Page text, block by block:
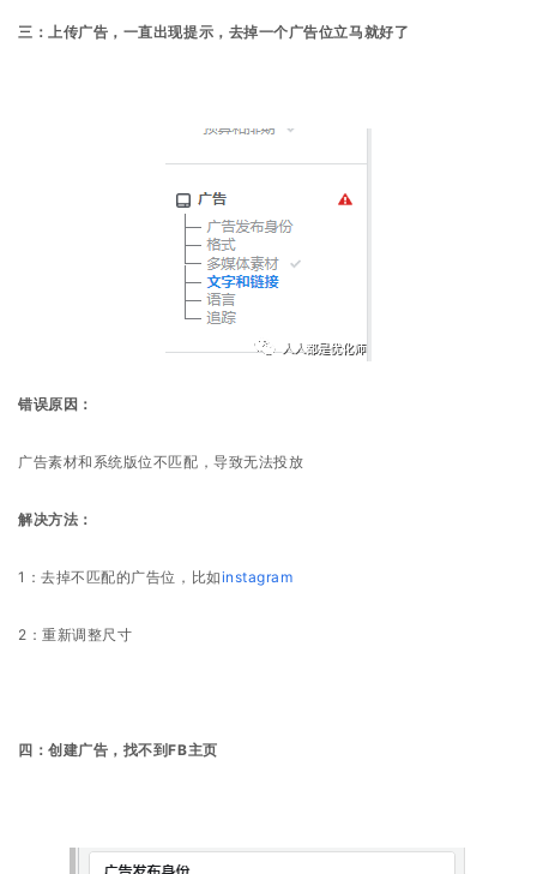
页
推
营
三：上传广告，一直出现提示，去掉一个广告位立马就好了
错误原因：
广告素材和系统版位不匹配，导致无法投放
解决方法：
1：去掉不匹配的广告位，比如instagram
2：重新调整尺寸
四：创建广告，找不到FB主页